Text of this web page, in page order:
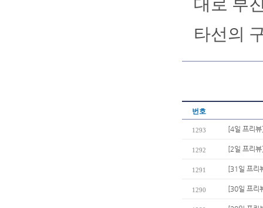
대로 부
타선의
번호
1293 [4일 프리
1292 [2일 프리
1291 [31일 프리
1290 [30일 프리